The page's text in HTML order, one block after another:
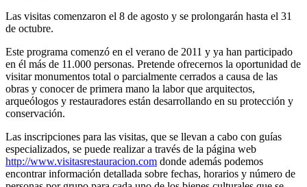
Las visitas comenzaron el 8 de agosto y se prolongarán hasta el 31
de octubre.
Este programa comenzó en el verano de 2011 y ya han participado
en él más de 11.000 personas. Pretende ofrecernos la oportunidad de
visitar monumentos total o parcialmente cerrados a causa de las
obras y conocer de primera mano la labor que arquitectos,
arqueólogos y restauradores están desarrollando en su protección y
conservación.
Las inscripciones para las visitas, que se llevan a cabo con guías
especializados, se puede realizar a través de la página web
http://www.visitasrestauracion.com donde además podemos
encontrar información detallada sobre fechas, horarios y número de